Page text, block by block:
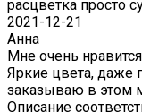
расцветка просто
2021-12-21
Анна
Мне очень
Яркие цвета, даже
заказываю в этом
Описание